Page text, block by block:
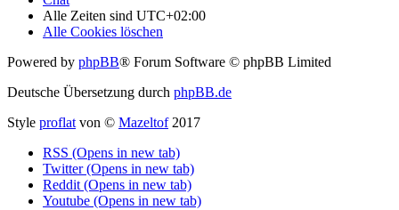
Alle Zeiten sind UTC+02:00
Alle Cookies löschen
Powered by phpBB® Forum Software © phpBB Limited
Deutsche Übersetzung durch phpBB.de
Style proflat von © Mazeltof2017
RSS (Opens in new tab)
Twitter (Opens in new tab)
Reddit (Opens in new tab)
Youtube (Opens in new tab)